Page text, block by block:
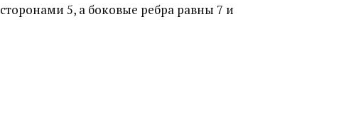
5, а боковые ребра равны 7 и